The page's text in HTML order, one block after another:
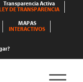
Transparencia Activa
DE TRANSPARENCIA
MAPAS
INTERACTIVOS